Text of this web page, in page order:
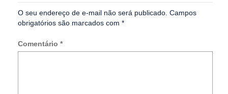
O seu endereço de e-mail não será publicado. Campos
obrigatórios são marcados com *
Comentário *